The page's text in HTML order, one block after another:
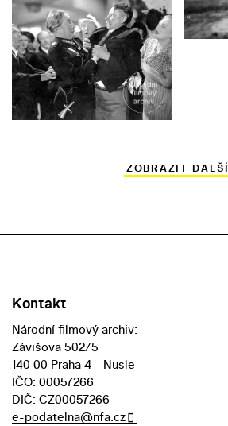
ZOBRAZIT DALŠÍ
Kontakt
Národní filmový archiv:
Závišova 502/5
140 00 Praha 4 - Nusle
IČO: 00057266
DIČ: CZ00057266
e-podatelna@nfa.cz